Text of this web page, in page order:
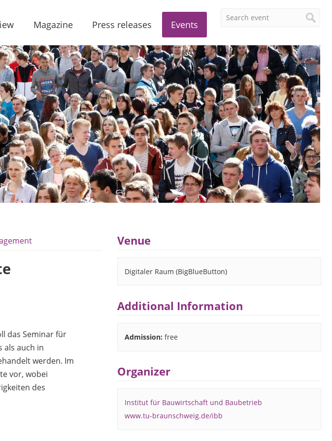
Magazine Press releases Events
das Seminar für
als auch in
werden. Im
vor, wobei
des
Venue
Digitaler Raum (BigBlueButton)
Additional Information
Admission: free
Organizer
Institut für Bauwirtschaft und Baubetrieb
www.tu-braunschweig.de/ibb